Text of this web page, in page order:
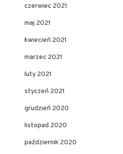
czerwiec 2021
maj 2021
kwiecień 2021
marzec 2021
luty 2021
styczeń 2021
grudzień 2020
listopad 2020
październik 2020